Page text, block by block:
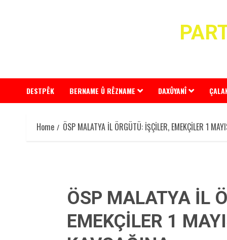
DESTPÊK BERNAME Û RÊZNAME DAXÛYANÎ
Home ÖSP MALATYA İL ÖRGÜTÜ: İŞÇİLER, EMEKÇİLER 1
ÖSP MALATYA İL
EMEKÇİLER 1